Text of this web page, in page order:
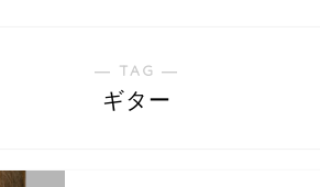
― TAG ―
ギター